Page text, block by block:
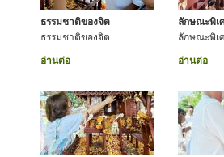
ธรรมชาติของจิต
ธรรมชาติของจิต ...
อ่านต่อ
ลักษณะพิเ
ลักษณะพิ
อ่านต่อ